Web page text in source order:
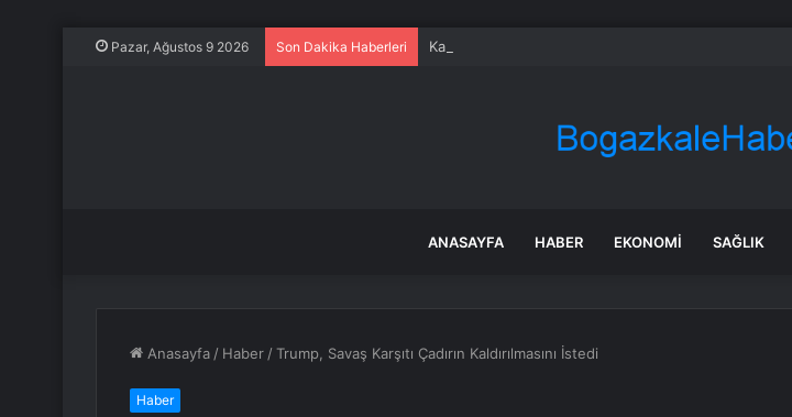
Pazar, Ağustos 9 2026 Son Dakika Haberleri Kaybolan Tosunlar Jandarma Tarafından Bulundu
ANASAYFA HABER EKONOMI SAĞLIK
Anasayfa / Haber /Trump, Savaş Karşıtı Çadırın Kaldırılmasını İstedi
Haber